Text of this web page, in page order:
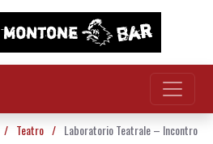
/ Teatro / Laboratorio Teatrale – Incontro